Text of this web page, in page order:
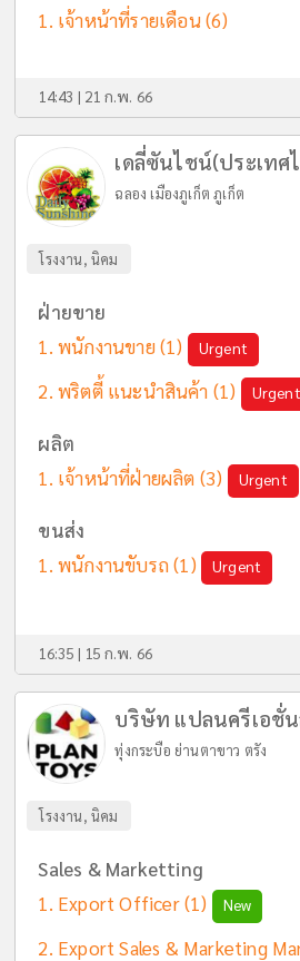
เจ้าหน้าที่รายเดือน(6)
14:43 | 21 ก.พ. 66
เดลี่ซันไชน์(ประเทศ
ฉลอง เมืองภูเก็ต ภูเก็ต
โรงงาน, นิคม
ฝ่ายขาย
พนักงานขาย(1) Urgent
พริตตี้ แนะนำสินค้า (1) Urgent
ผลิต
เจ้าหน้าที่ฝ่ายผลิต (3) Urgent
ขนส่ง
พนักงานขับรถ(1) Urgent
16:35 | 15 ก.พ. 66
บริษัท แปลนครีเอชั่น
ทุ่งกระบือ ย่านตาขาว ตรัง
โรงงาน, นิคม
Sales & Marketting
Export Officer(1) New
Export Sales & Marketing